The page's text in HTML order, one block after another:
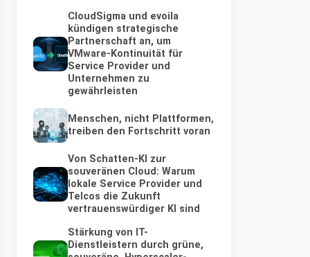
CloudSigma und evoila
kündigen strategische
Partnerschaft an, um
VMware-Kontinuität für
Service Provider und
Unternehmen zu
gewährleisten
Menschen, nicht Plattformen,
treiben den Fortschritt voran
Von Schatten-KI zur
souveränen Cloud: Warum
lokale Service Provider und
Telcos die Zukunft
vertrauenswürdiger KI sind
Stärkung von IT-
Dienstleistern durch grüne,